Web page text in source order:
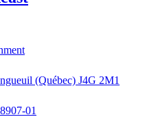
(Québec) J4G 2M1
01